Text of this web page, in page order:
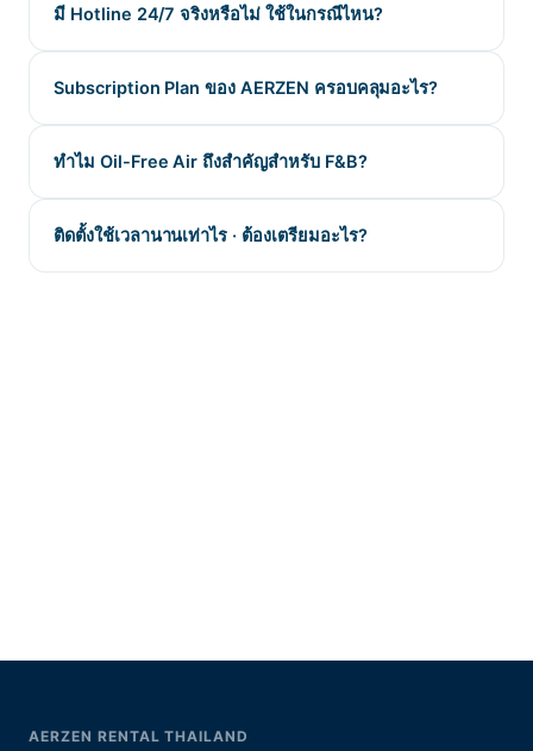
มี Hotline 24/7 จริงหรือไม่ ใช้ในกรณีไหน?
Subscription Plan ของ AERZEN ครอบคลุมอะไร?
ทำไม Oil-Free Air ถึงสำคัญสำหรับ F&B?
ติดตั้งใช้เวลานานเท่าไร · ต้องเตรียมอะไร?
AERZEN RENTAL THAILAND